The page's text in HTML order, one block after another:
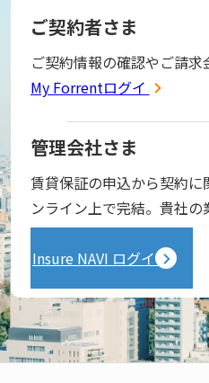
ご契約者さま
ご契約情報の確認やご請求
My Forrentログイン
管理会社さま
賃貸保証の申込から契約
ンライン上で完結。貴社
たします。
Insure NAVI ログイン